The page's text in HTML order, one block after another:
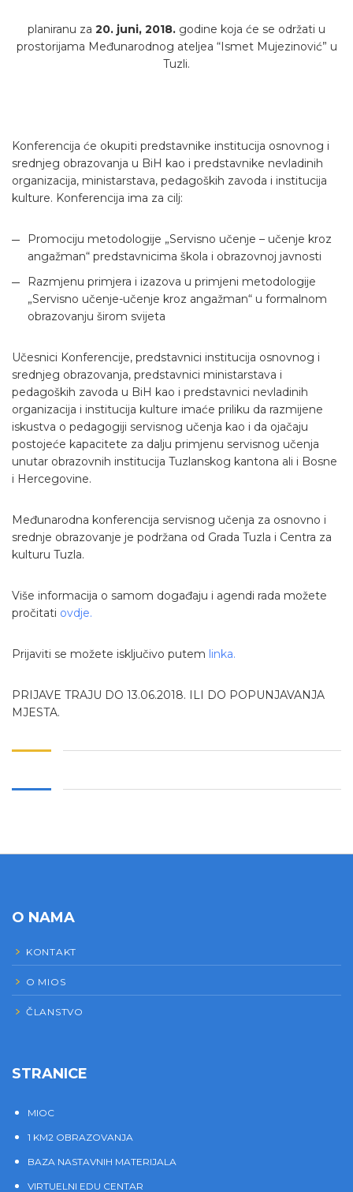
planiranu za 20. juni, 2018. godine koja će se održati u
prostorijama Međunarodnog ateljea “Ismet Mujezinović” u
Tuzli.
Konferencija će okupiti predstavnike institucija osnovnog i
srednjeg obrazovanja u BiH kao i predstavnike nevladinih
organizacija, ministarstava, pedagoških zavoda i institucija
kulture. Konferencija ima za cilj:
Promociju metodologije „Servisno učenje – učenje kroz
angažman“ predstavnicima škola i obrazovnoj javnosti
Razmjenu primjera i izazova u primjeni metodologije
„Servisno učenje-učenje kroz angažman“ u formalnom
obrazovanju širom svijeta
Učesnici Konferencije, predstavnici institucija osnovnog i
srednjeg obrazovanja, predstavnici ministarstava i
pedagoških zavoda u BiH kao i predstavnici nevladinih
organizacija i institucija kulture imaće priliku da razmijene
iskustva o pedagogiji servisnog učenja kao i da ojačaju
postojeće kapacitete za dalju primjenu servisnog učenja
unutar obrazovnih institucija Tuzlanskog kantona ali i Bosne
i Hercegovine.
Međunarodna konferencija servisnog učenja za osnovno i
srednje obrazovanje je podržana od Grada Tuzla i Centra za
kulturu Tuzla.
Više informacija o samom događaju i agendi rada možete
pročitati ovdje.
Prijaviti se možete isključivo putem linka.
PRIJAVE TRAJU DO 13.06.2018. ILI DO POPUNJAVANJA
MJESTA.
O NAMA
KONTAKT
O MIOS
ČLANSTVO
STRANICE
MIOC
1 KM2 OBRAZOVANJA
BAZA NASTAVNIH MATERIJALA
VIRTUELNI EDU CENTAR